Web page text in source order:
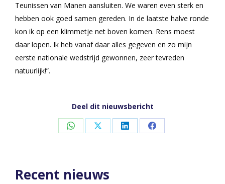
Teunissen van Manen aansluiten. We waren even sterk en
hebben ook goed samen gereden. In de laatste halve ronde
kon ik op een klimmetje net boven komen. Rens moest
daar lopen. Ik heb vanaf daar alles gegeven en zo mijn
eerste nationale wedstrijd gewonnen, zeer tevreden
natuurlijk!”.
Deel dit nieuwsbericht
Share Share Share Share
Recent nieuws